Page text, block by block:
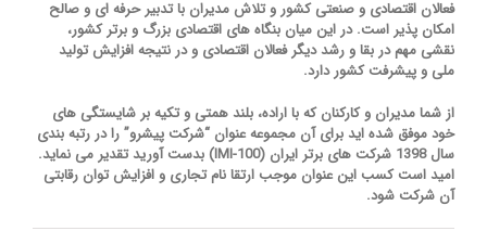
فعالان اقتصادی و صنعتی کشور و تلاش مدیران با تدبیر حرفه ای و صالح
امکان پذیر است. در این میان بنگاه های اقتصادی بزرگ و برتر کشور،
نقشی مهم در بقا و رشد دیگر فعالان اقتصادی و در نتیجه افزایش تولید
ملی و پیشرفت کشور دارد.
از شما مدیران و کارکنان که با اراده، بلند همتی و تکیه بر شایستگی های
خود موفق شده اید برای آن مجموعه عنوان “شرکت پیشرو” را در رتبه بندی
سال 1398 شرکت های برتر ایران (IMI-100) بدست آورید تقدیر می نماید.
امید است کسب این عنوان موجب ارتقا نام تجاری و افزایش توان رقابتی
آن شرکت شود.